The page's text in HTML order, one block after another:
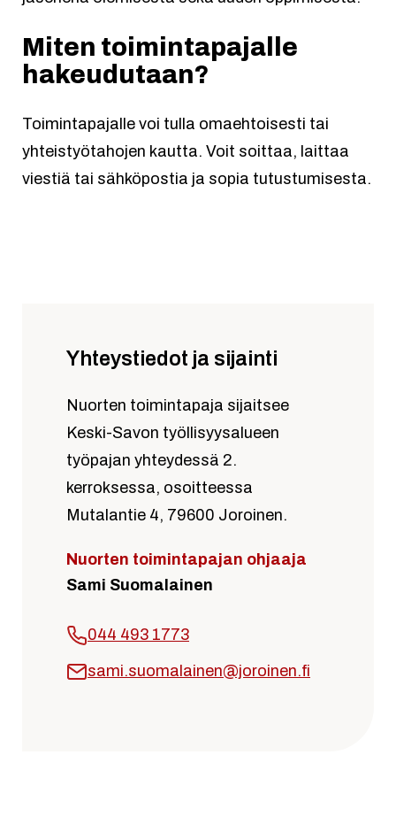
Miten toimintapajalle
hakeudutaan?
Toimintapajalle voi tulla omaehtoisesti tai
yhteistyötahojen kautta. Voit soittaa, laittaa
viestiä tai sähköpostia ja sopia tutustumisesta.
Yhteystiedot ja sijainti
Nuorten toimintapaja sijaitsee
Keski-Savon työllisyysalueen
työpajan yhteydessä 2.
kerroksessa, osoitteessa
Mutalantie 4, 79600 Joroinen.
Nuorten toimintapajan ohjaaja
Sami Suomalainen
044 493 1773
sami.suomalainen@joroinen.fi